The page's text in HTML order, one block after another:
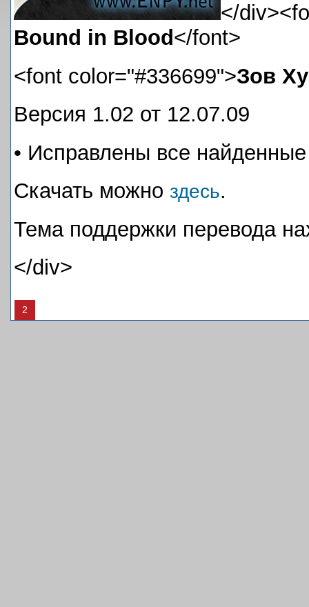
</
Bound in Blood</font>
<font color="#336699">Зов
Версия 1.02 от 12.07.09
• Исправлены все
Скачать можно здесь.
Тема поддержки перевода
</div>
2